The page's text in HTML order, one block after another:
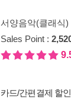
서양음악(클래식)
Sales Point :
카드/간편결제 할인